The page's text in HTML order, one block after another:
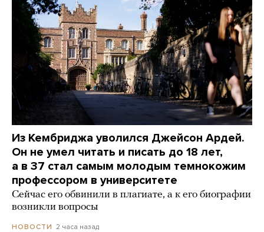
Из Кембриджа уволился Джейсон Ардей.
Он не умел читать и писать до 18 лет,
а в 37 стал самым молодым темнокожим
профессором в университете
Сейчас его обвинили в плагиате, а к его биографии
возникли вопросы
НОВОСТИ 2 часа назад